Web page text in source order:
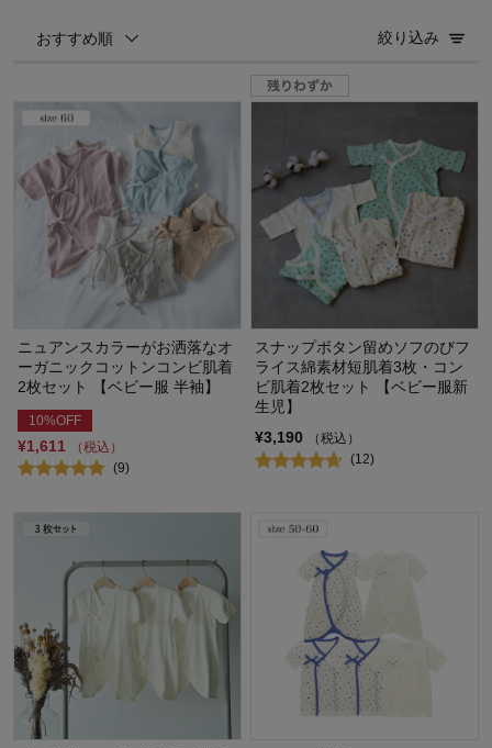
おすすめ順 絞り込み
ニュアンスカラーがお洒落なオ
ーガニックコットンコンビ肌着
2枚セット 【ベビー服 半袖】
10%OFF
¥1,611
（税込）
(9)
スナップボタン留めソフのびフ
ライス綿素材短肌着3枚・コン
ビ肌着2枚セット 【ベビー服新
生児】
¥3,190
（税込）
(12)